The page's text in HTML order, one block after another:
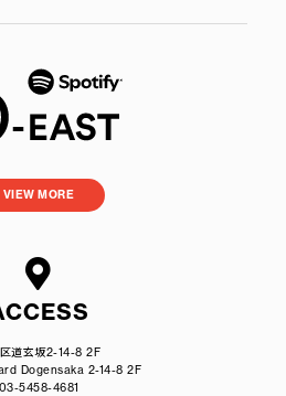
VIEW MORE
道玄坂2-14-8 2F
Dogensaka 2-14-8 2F
03-5458-4681